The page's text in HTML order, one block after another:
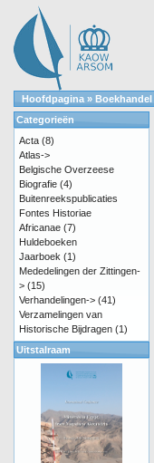
Hoofdpagina » Boekhandel
Categorieën
Acta (8)
Atlas->
Belgische Overzeese
Biografie (4)
Buitenreekspublicaties
Fontes Historiae
Africanae (7)
Huldeboeken
Jaarboek (1)
Mededelingen der Zittingen-
> (15)
Verhandelingen-> (41)
Verzamelingen van
Historische Bijdragen (1)
Uitstalraam